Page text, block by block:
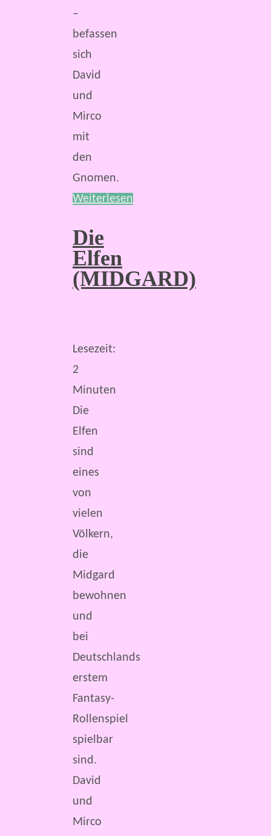
–
befassen
sich
David
und
Mirco
mit
den
Gnomen.
Weiterlesen
Die
Elfen
(MIDGARD)
Lesezeit:
2
Minuten
Die
Elfen
sind
eines
von
vielen
Völkern,
die
Midgard
bewohnen
und
bei
Deutschlands
erstem
Fantasy-
Rollenspiel
spielbar
sind.
David
und
Mirco